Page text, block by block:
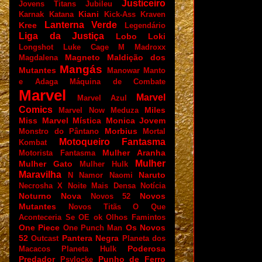
Jovens Titans Jubileu Justiceiro
Karnak Katana Kiani Kick-Ass Kraven
Kree Lanterna Verde Legendário
Liga da Justiça Lobo Loki
Longshot Luke Cage M
Madroxx
Magdalena
Magneto
Maldição dos
Mutantes Mangás Manowar Manto
e Adaga
Máquina de Combate
Marvel Marvel Azul
Marvel
Comics
Marvel Now Meduza
Miles
Miss Marvel Mística Monica Jovem
Monstro do Pântano Morbius
Mortal
Kombat
Motoqueiro Fantasma
Motorista Fantasma
Mulher Aranha
Mulher Gato
Mulher Hulk
Mulher
Maravilha
N Namor Naomi Naruto
Necrosha X Noite Mais Densa Notícia
Noturno Nova Novos 52
Novos
Mutantes
Novos Titãs
O Que
Aconteceria Se OE ok Olhos Famintos
One Piece One Punch Man Os Novos
52 Outcast Pantera Negra Planeta dos
Macacos
Planeta Hulk
Poderosa
Predador
Psylocke Punho de Ferro